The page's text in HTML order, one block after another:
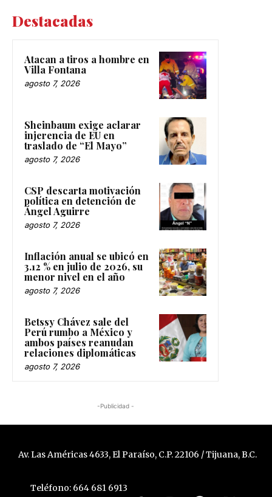
Destacadas
Atacan a tiros a hombre en
Villa Fontana
agosto 7, 2026
Sheinbaum exige aclarar
injerencia de EU en
traslado de “El Mayo”
agosto 7, 2026
CSP descarta motivación
política en detención de
Ángel Aguirre
agosto 7, 2026
Inflación anual se ubicó en
3.12 % en julio de 2026, su
menor nivel en el año
agosto 7, 2026
Betssy Chávez sale del
Perú rumbo a México y
ambos países reanudan
relaciones diplomáticas
agosto 7, 2026
-Publicidad -
Av. Las Américas 4633, El Paraíso, C.P. 22106 / Tijuana, B.C.
Teléfono: 664 681 6913